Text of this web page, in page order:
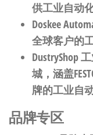
供工业自动
Doskee
全球客户的
DustryShop
城，涵盖
牌的工业自
品牌专区